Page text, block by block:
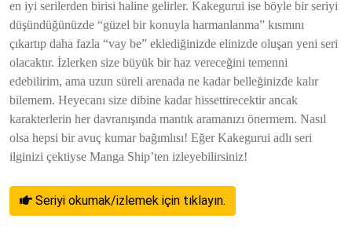
en iyi serilerden birisi haline gelirler. Kakegurui ise böyle bir seriyi
düşündüğünüzde “güzel bir konuyla harmanlanma” kısmını
çıkartıp daha fazla “vay be” eklediğinizde elinizde oluşan yeni seri
olacaktır. İzlerken size büyük bir haz vereceğini temenni
edebilirim, ama uzun süreli arenada ne kadar belleğinizde kalır
bilemem. Heyecanı size dibine kadar hissettirecektir ancak
karakterlerin her davranışında mantık aramanızı önermem. Nasıl
olsa hepsi bir avuç kumar bağımlısı! Eğer Kakegurui adlı seri
ilginizi çektiyse Manga Ship’ten izleyebilirsiniz!
Seriyi okumak/izlemek için tıklayın.